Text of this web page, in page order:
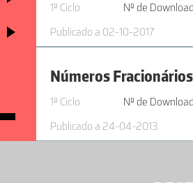
1º Ciclo
Nº de
Publicado a 02-10-2017
Números Fracionários
1º Ciclo
Nº de
Publicado a 24-04-2013